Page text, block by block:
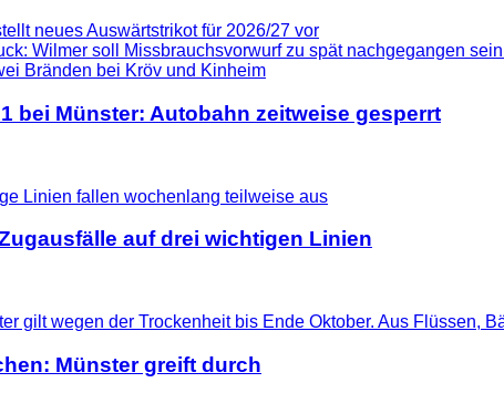
neues Auswärtstrikot für 2026/27 vor
Wilmer soll Missbrauchsvorwurf zu spät nachgegangen sein
bei Münster: Autobahn zeitweise gesperrt
auf drei wichtigen Linien
Münster greift durch